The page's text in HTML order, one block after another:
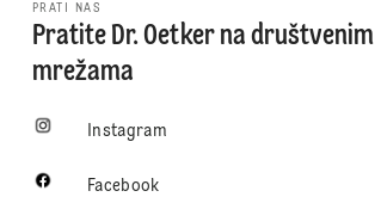
PRATI NAS
Pratite Dr. Oetker na društvenim
mrežama
Instagram
Facebook